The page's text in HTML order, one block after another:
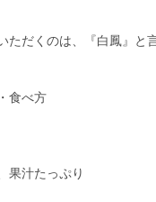
ただくのは、『白鳳』と
食べ方
果汁たっぷり